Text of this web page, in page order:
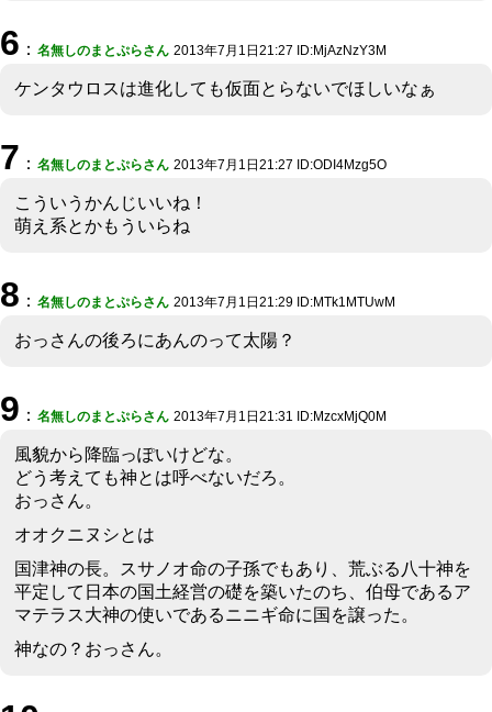
6 ： 名無しのまとぷらさん 2013年7月1日21:27 ID:MjAzNzY3M
ケンタウロスは進化しても仮面とらないでほしいなぁ
7 ： 名無しのまとぷらさん 2013年7月1日21:27 ID:ODI4Mzg5O
こういうかんじいいね！
萌え系とかもういらね
8 ： 名無しのまとぷらさん 2013年7月1日21:29 ID:MTk1MTUwM
おっさんの後ろにあんのって太陽？
9 ： 名無しのまとぷらさん 2013年7月1日21:31 ID:MzcxMjQ0M
風貌から降臨っぽいけどな。
どう考えても神とは呼べないだろ。
おっさん。
オオクニヌシとは
国津神の長。スサノオ命の子孫でもあり、荒ぶる八十神を
平定して日本の国土経営の礎を築いたのち、伯母であるア
マテラス大神の使いであるニニギ命に国を譲った。
神なの？おっさん。